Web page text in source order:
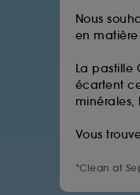
Nous
en
La pastille
écartent
minérales,
Vous
*Clean at